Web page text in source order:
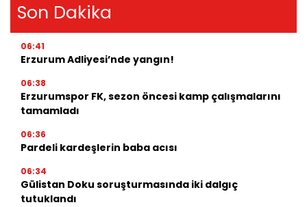
Son Dakika
06:41
Erzurum Adliyesi’nde yangın!
06:38
Erzurumspor FK, sezon öncesi kamp çalışmalarını
tamamladı
06:36
Pardeli kardeşlerin baba acısı
06:34
Gülistan Doku soruşturmasında iki dalgıç
tutuklandı